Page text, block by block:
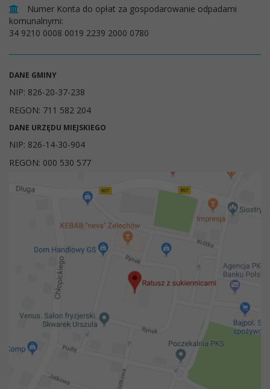
Numer Konta do opłat za gospodarowanie odpadami
komunalnymi:
34 9210 0008 0019 2239 2000 0780
DANE GMINY
NIP: 826-20-37-238
REGON: 711 582 204
DANE URZĘDU MIEJSKIEGO
NIP: 826-14-30-904
REGON: 000 530 577